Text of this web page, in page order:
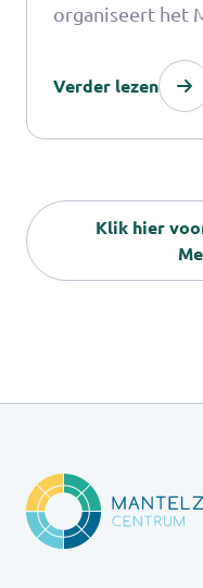
organiseert het
workshop vol
Verder lezen
Klik hier